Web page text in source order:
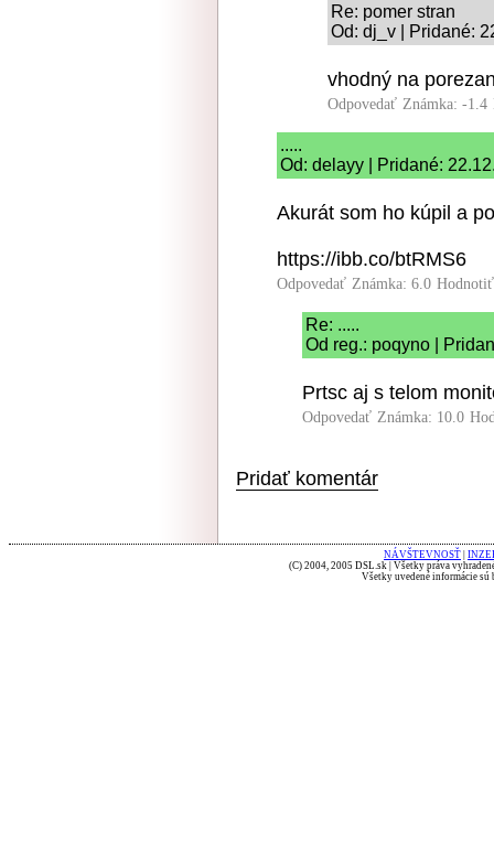
Re: pomer stran
Od: dj_v | Pridané:
vhodný na
Odpovedať Známka: -1.4
.....
Od: delayy | Pridané:
Akurát som ho kúpil a
https://ibb.co/btRMS6
Odpovedať Známka: 6.0
Re: .....
Od reg.: poqyno |
Prtsc aj s telom
Odpovedať Známka: 10.0
Pridať komentár
NÁVŠTEVNOSŤ
(C) 2004, 2005 DSL.sk | Všetky práva
Všetky uvedené informácie sú